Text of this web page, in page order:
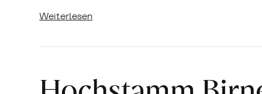
Weiterlesen